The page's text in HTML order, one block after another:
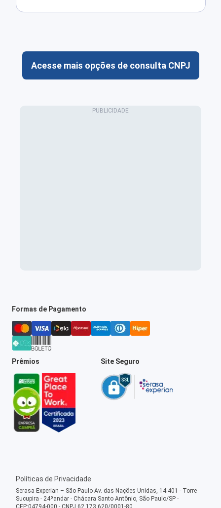
Acesse mais opções de consulta CNPJ
Formas de Pagamento
Prêmios Site Seguro
Políticas de Privacidade
Serasa Experian – São Paulo Av. das Nações Unidas, 14.401 - Torre
Sucupira - 24ºandar - Chácara Santo Antônio, São Paulo/SP -
CEP:04794-000 - CNPJ 62.173.620/0001-80